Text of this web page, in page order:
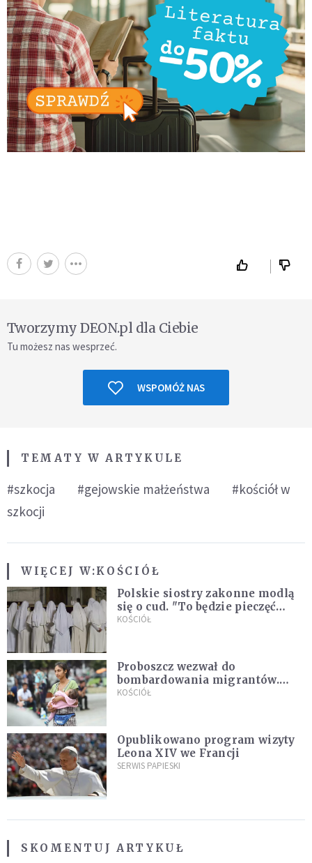
Tworzymy DEON.pl dla Ciebie
Tu możesz nas wesprzeć.
WSPOMÓŻ NAS
TEMATY W ARTYKULE
#szkocja #gejowskie małżeństwa
#kościół w
szkocji
WIĘCEJ W:KOŚCIÓŁ
Polskie siostry zakonne modlą
się o cud. "To będzie pieczęć
Pana Boga dla naszej wiary"
KOŚCIÓŁ
Proboszcz wezwał do
bombardowania migrantów.
"Masowy ogień przeciwko
KOŚCIÓŁ
Opublikowano program wizyty
Leona XIV we Francji
SERWIS PAPIESKI
SKOMENTUJ ARTYKUŁ